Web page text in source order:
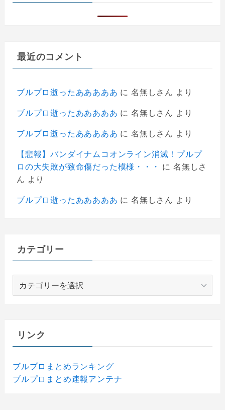
最近のコメント
ブルプロ逝ったあああああ に 名無しさん より
ブルプロ逝ったあああああ に 名無しさん より
ブルプロ逝ったあああああ に 名無しさん より
【悲報】バンダイナムコオンライン消滅！プルプ
ロの大失敗が致命傷だった模様・・・
に 名無しさ
ん
より
ブルプロ逝ったあああああ に 名無しさん より
カテゴリー
ーリンク
ブルプロまとめランキング
ブルプロまとめ速報アンテナ